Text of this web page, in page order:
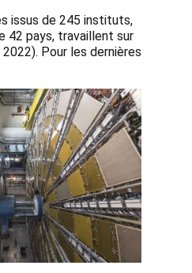
issus de 245 instituts,
42 pays, travaillent sur
Pour les dernières